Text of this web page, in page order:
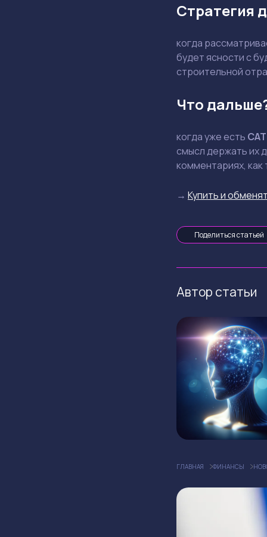
Стратегия
когда
будет ясности с
строительной
Что
когда уже есть CAT
смысл держать их
комментариях,
→ Купить и
Поделиться статьей
Автор статьи
ГЛАВНАЯ ФИНАНСЫ